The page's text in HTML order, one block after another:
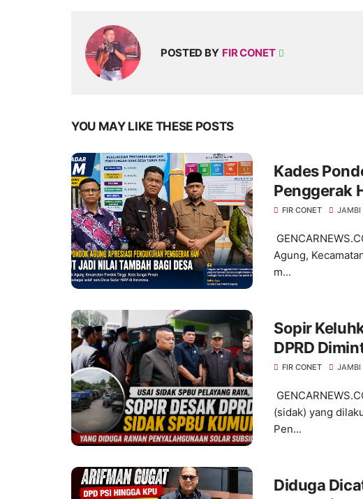
POSTED BY FIR CONET
YOU MAY LIKE THESE POSTS
Kades
Penggerak
bagi Desa
FIR CONET JAMBI
Agung,
m...
Sopir
DPRD
FIR CONET JAMBI
(sidak) yang
Pen...
Diduga